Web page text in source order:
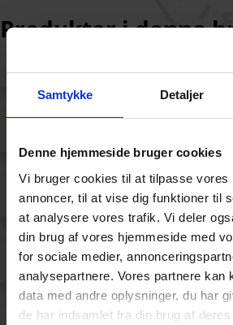
Samtykke Detaljer
Denne hjemmeside bruger cookies
Vi bruger cookies til at tilpasse vores
annoncer, til at vise dig funktioner til
at analysere vores trafik. Vi deler
din brug af vores hjemmeside med
for sociale medier,
analysepartnere. Vores partnere kan
data med andre oplysninger, du har
de har indsamlet fra din brug af deres
Produkter i denna
Böjt glas
Display-Glas